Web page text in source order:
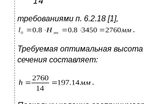
требованиями п. 6.2.18 [1],
.
Требуемая оптимальная высота
сечения составляет:
.